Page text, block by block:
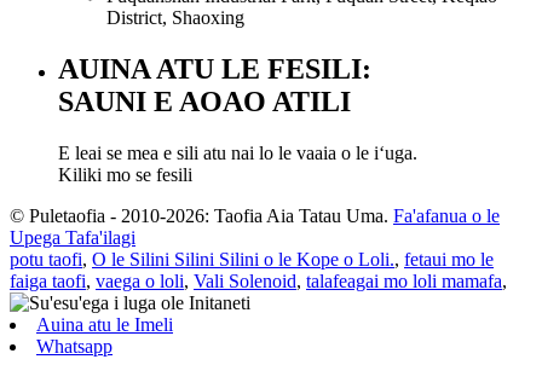
District, Shaoxing
AUINA ATU LE FESILI:
SAUNI E AOAO ATILI
E leai se mea e sili atu nai lo le vaaia o le iʻuga.
Kiliki mo se fesili
© Puletaofia - 2010-2026: Taofia Aia Tatau Uma. Fa'afanua o le
Upega Tafa'ilagi
potu taofi, O le Silini Silini Silini o le Kope o Loli., fetaui mo le
faiga taofi, vaega o loli, Vali Solenoid, talafeagai mo loli mamafa,
Auina atu le Imeli
Whatsapp